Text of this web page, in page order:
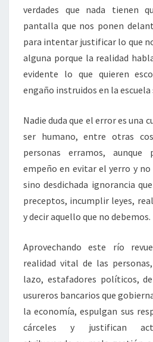
verdades que nada tienen
pantalla que nos ponen
para intentar justificar lo que
alguna porque la realidad
evidente lo que quieren
engaño instruidos en la
Nadie duda que el error es una
ser humano, entre otras
personas erramos, aunque
empeño en evitar el yerro y
sino desdichada ignorancia
preceptos, incumplir leyes,
y decir aquello que no debemos.
Aprovechando este río
realidad vital de las
lazo, estafadores políticos,
usureros bancarios que
la economía, espulgan sus
cárceles y justifican